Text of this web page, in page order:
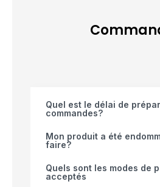
Quel est le délai de
commandes?
Mon produit a été
faire?
Quels sont les modes de
acceptés